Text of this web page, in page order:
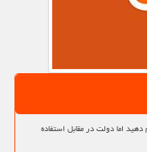
اما دولت در مقابل استفاده